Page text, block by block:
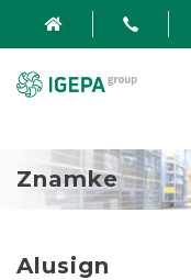
Znamke
Alusign